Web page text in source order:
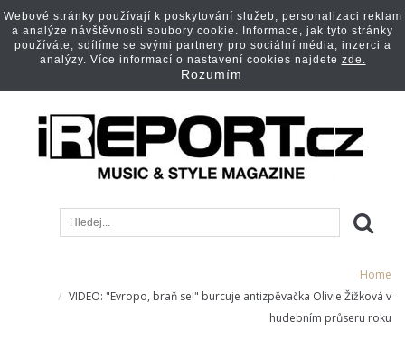
Home
VIDEO: "Evropo, braň se!" burcuje antizpěvačka Olivie Žižková v
hudebním průseru roku
Webové stránky používají k poskytování služeb, personalizaci reklam
a analýze návštěvnosti soubory cookie. Informace, jak tyto stránky
používáte, sdílíme se svými partnery pro sociální média, inzerci a
analýzy. Více informací o nastavení cookies najdete zde.
Rozumím